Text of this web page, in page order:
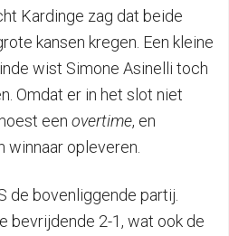
Kardinge zag dat beide
kansen kregen. Een kleine
wist Simone Asinelli toch
Omdat er in het slot niet
een overtime, en
winnaar opleveren.
de bovenliggende partij.
bevrijdende 2-1, wat ook de